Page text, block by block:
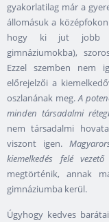
gyakorlatilag már a
állomásuk a
hogy ki jut jobb
gimnáziumokba),
Ezzel szemben nem
előrejelzői a
oszlanának meg.A
minden társadalmi
nem társadalmi
viszont igen.
kiemelkedés felé
megtörténik, annak
gimnáziumba kerül.
Úgyhogy kedves